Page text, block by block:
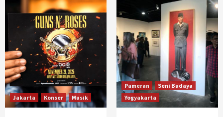
Jakarta Konser Musik
Pameran
Seni Budaya
Yogyakarta